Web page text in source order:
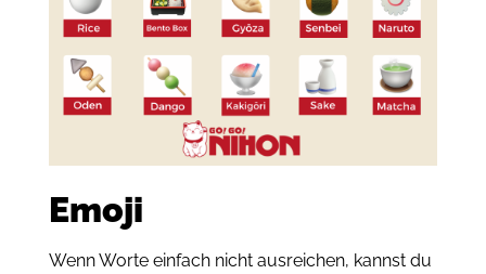
Emoji
Wenn Worte einfach nicht ausreichen, kannst du